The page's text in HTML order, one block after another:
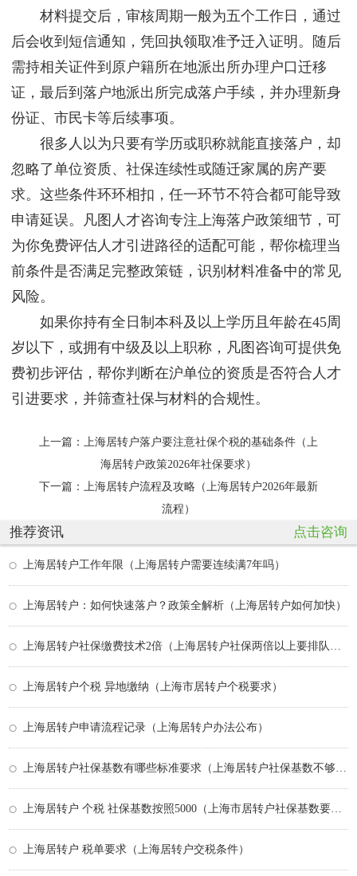
材料提交后，审核周期一般为五个工作日，通过
后会收到短信通知，凭回执领取准予迁入证明。随后
需持相关证件到原户籍所在地派出所办理户口迁移
证，最后到落户地派出所完成落户手续，并办理新身
份证、市民卡等后续事项。
很多人以为只要有学历或职称就能直接落户，却
忽略了单位资质、社保连续性或随迁家属的房产要
求。这些条件环环相扣，任一环节不符合都可能导致
申请延误。凡图人才咨询专注上海落户政策细节，可
为你免费评估人才引进路径的适配可能，帮你梳理当
前条件是否满足完整政策链，识别材料准备中的常见
风险。
如果你持有全日制本科及以上学历且年龄在45周
岁以下，或拥有中级及以上职称，凡图咨询可提供免
费初步评估，帮你判断在沪单位的资质是否符合人才
引进要求，并筛查社保与材料的合规性。
上一篇：
上海居转户落户要注意社保个税的基础条件（上
海居转户政策2026年社保要求）
下一篇：
上海居转户流程及攻略（上海居转户2026年最新
流程）
推荐资讯 点击咨询
上海居转户工作年限（上海居转户需要连续满7年吗）
上海居转户：如何快速落户？政策全解析（上海居转户如何加快）
上海居转户个税 异地缴纳（上海市居转户个税要求）
上海居转户申请流程记录（上海居转户办法公布）
上海居转户 税单要求（上海居转户交税条件）